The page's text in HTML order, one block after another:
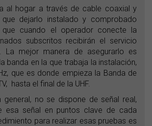
al hogar a través de cable coaxial y
dejarlo instalado y comprobado
que cuando el operador conecte la
subscritos recibirán el servicio
La mejor manera de asegurarlo es
banda en la que trabaja la instalación,
que es donde empieza la Banda de
hasta el final de la UHF.
general, no se dispone de señal real,
esa señal en puntos clave de cada
para realizar esas pruebas es